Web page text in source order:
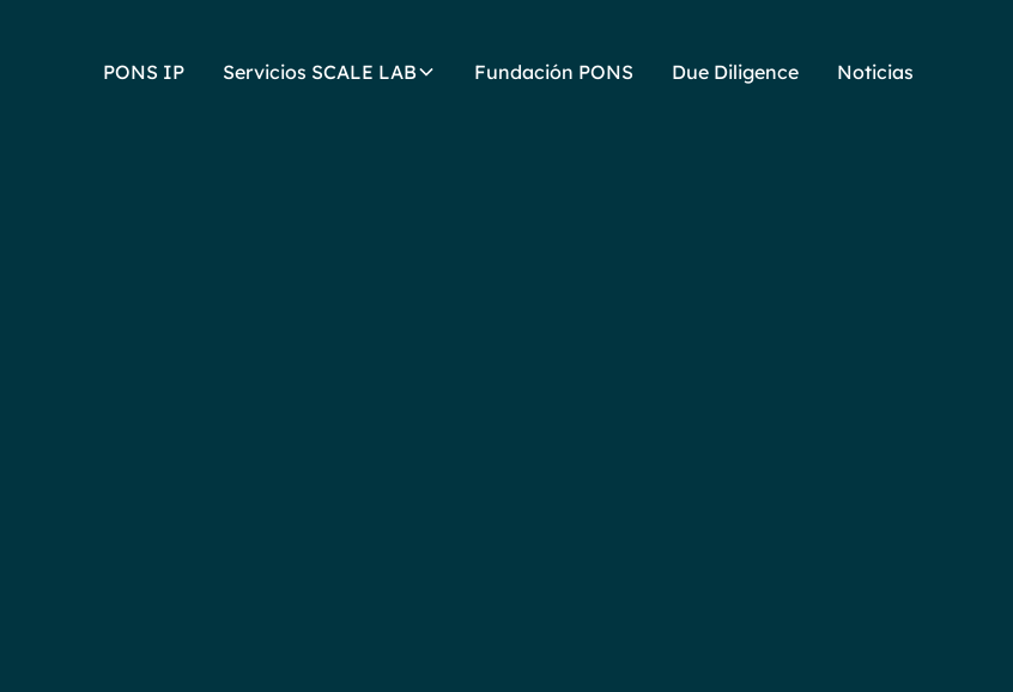
PONS IP Servicios SCALE LAB Fundación PONS Due Diligence Noticias